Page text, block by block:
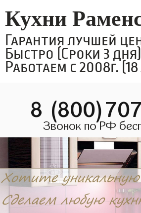
Кухни
Гарантия лучшей
Быстро (Сроки 3 дня)
Работаем с 2008г.
8
Звонок по РФ